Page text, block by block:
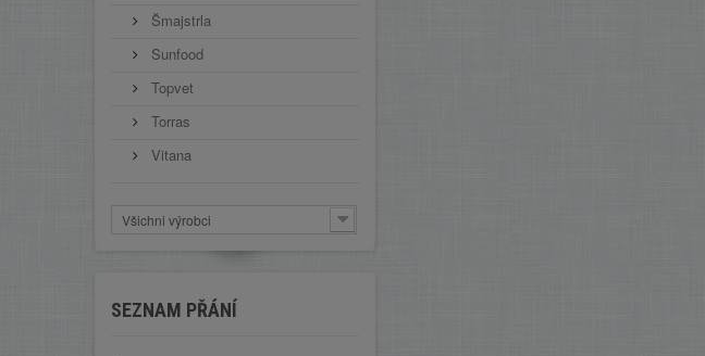
Šmajstrla
Sunfood
Topvet
Torras
Vitana
Všichni výrobci
SEZNAM PŘÁNÍ